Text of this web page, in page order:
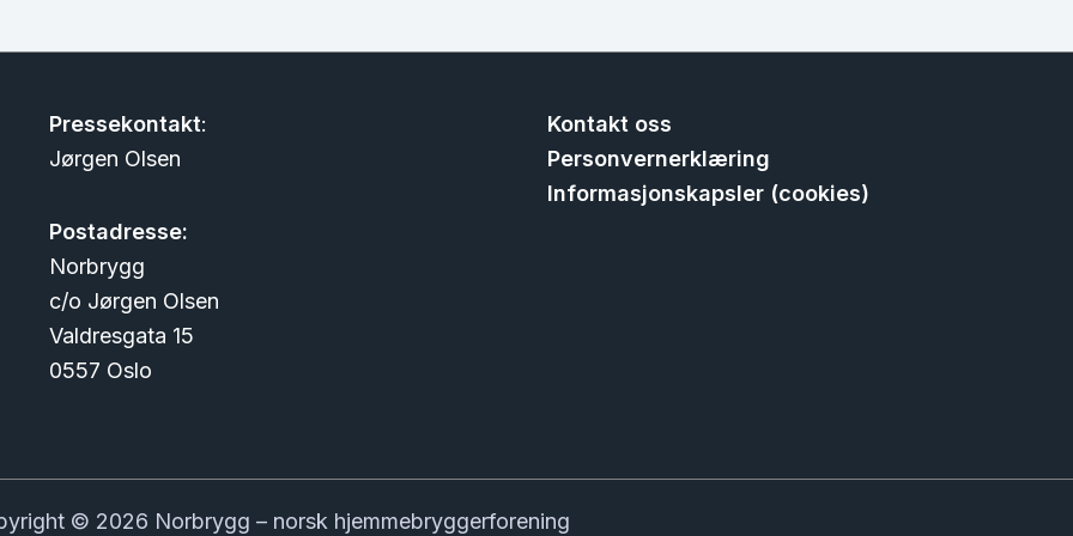
Pressekontakt:
Jørgen Olsen
Postadresse:
Norbrygg
c/o Jørgen Olsen
Valdresgata 15
0557 Oslo
Kontakt oss
Personvernerklæring
Informasjonskapsler (cookies)
© 2026 Norbrygg – norsk hjemmebryggerforening